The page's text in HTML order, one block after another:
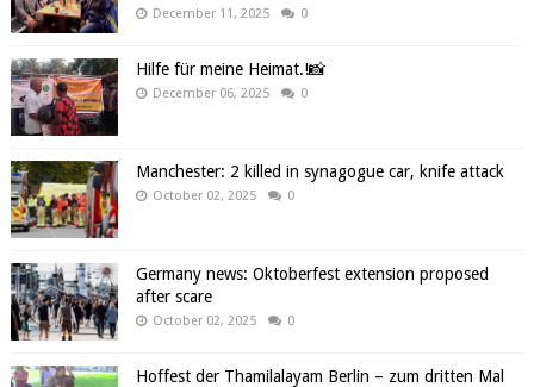
December 11, 2025 0
Hilfe für meine Heimat.!📸
December 06, 2025 0
Manchester: 2 killed in synagogue car, knife attack
October 02, 2025 0
Germany news: Oktoberfest extension proposed
after scare
October 02, 2025 0
Hoffest der Thamilalayam Berlin – zum dritten Mal